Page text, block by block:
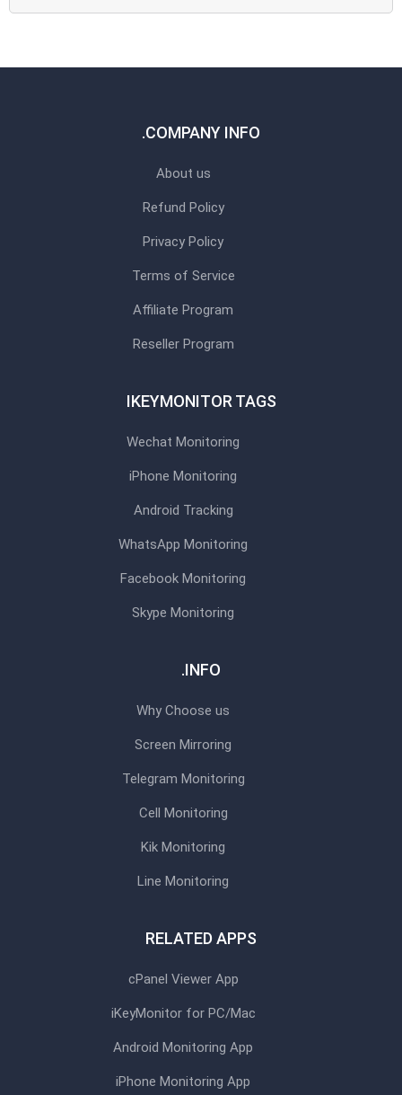
COMPANY INFO.
About us
Refund Policy
Privacy Policy
Terms of Service
Affiliate Program
Reseller Program
IKEYMONITOR TAGS
Wechat Monitoring
iPhone Monitoring
Android Tracking
WhatsApp Monitoring
Facebook Monitoring
Skype Monitoring
INFO.
Why Choose us
Screen Mirroring
Telegram Monitoring
Cell Monitoring
Kik Monitoring
Line Monitoring
RELATED APPS
cPanel Viewer App
iKeyMonitor for PC/Mac
Android Monitoring App
iPhone Monitoring App